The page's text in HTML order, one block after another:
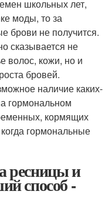
школьных лет,
моды, то за
брови не получится.
сказывается не
волос, кожи, но и
бровей.
наличие каких-
гормональном
кормящих
гормональные
ресницы и
способ -